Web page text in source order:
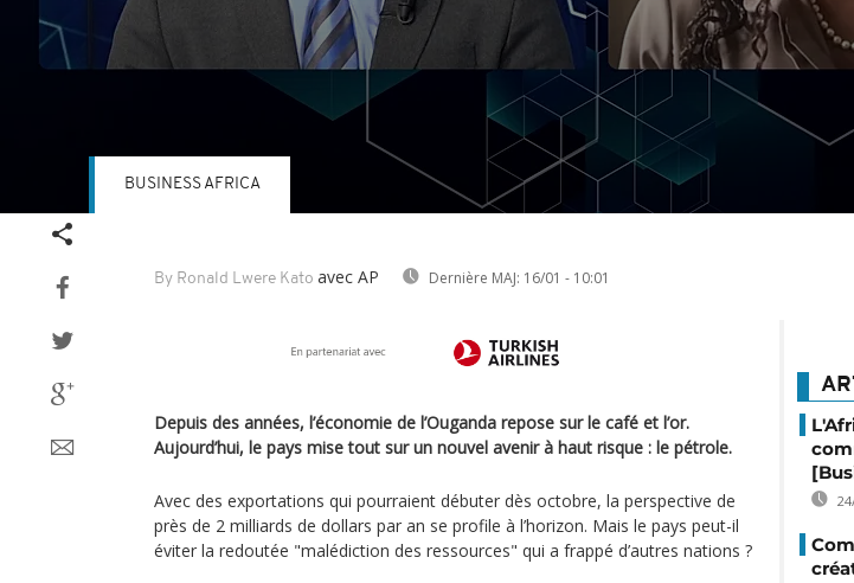
By Ronald Lwere Kato avec AP Dernière MAJ: 16/01 - 10:01
BUSINESS AFRICA
Depuis des années, l’économie de l’Ouganda repose sur le café et l’or.
Aujourd’hui, le pays mise tout sur un nouvel avenir à haut risque : le pétrole.
Avec des exportations qui pourraient débuter dès octobre, la perspective de
près de 2 milliards de dollars par an se profile à l’horizon. Mais le pays peut-il
éviter la redoutée "malédiction des ressources" qui a frappé d’autres nations ?